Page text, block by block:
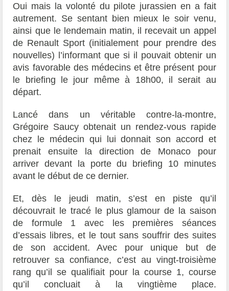
Oui mais la volonté du pilote jurassien en a fait
autrement. Se sentant bien mieux le soir venu,
ainsi que le lendemain matin, il recevait un appel
de Renault Sport (initialement pour prendre des
nouvelles) l’informant que si il pouvait obtenir un
avis favorable des médecins et être présent pour
le briefing le jour même à 18h00, il serait au
départ.
Lancé dans un véritable contre-la-montre,
Grégoire Saucy obtenait un rendez-vous rapide
chez le médecin qui lui donnait son accord et
prenait ensuite la direction de Monaco pour
arriver devant la porte du briefing 10 minutes
avant le début de ce dernier.
Et, dès le jeudi matin, s’est en piste qu’il
découvrait le tracé le plus glamour de la saison
de formule 1 avec les premières séances
d’essais libres, et le tout sans souffrir des suites
de son accident. Avec pour unique but de
retrouver sa confiance, c’est au vingt-troisième
rang qu’il se qualifiait pour la course 1, course
qu’il concluait à la vingtième place.